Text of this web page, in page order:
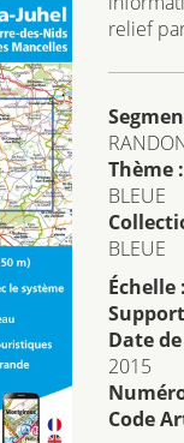
relief
Thème :
BLEUE
BLEUE
Échelle
Date
2015
Code